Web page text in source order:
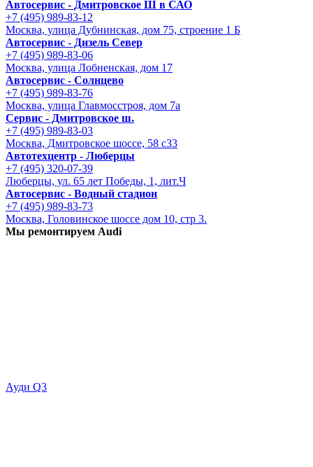
Автосервис - Дмитровское Ш в САО
+7 (495) 989-83-12
Москва, улица Дубнинская, дом 75, строение 1 Б
Автосервис - Дизель Север
+7 (495) 989-83-06
Москва, улица Лобненская, дом 17
Автосервис - Солнцево
+7 (495) 989-83-76
Москва, улица Главмосстроя, дом 7а
Сервис - Дмитровское ш.
+7 (495) 989-83-03
Москва, Дмитровское шоссе, 58 с33
Автотехцентр - Люберцы
+7 (495) 320-07-39
Люберцы, ул. 65 лет Победы, 1, лит.Ч
Автосервис - Водный стадион
+7 (495) 989-83-73
Москва, Головинское шоссе дом 10, стр 3.
Мы ремонтируем Audi
Ауди Q3